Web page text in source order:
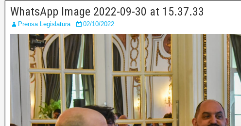
WhatsApp Image 2022-09-30 at 15.37.33
Prensa Legislatura 02/10/2022